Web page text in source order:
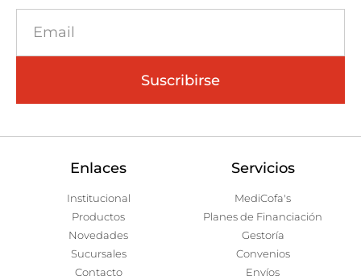
Suscribirse
Enlaces
Institucional
Productos
Novedades
Sucursales
Contacto
Servicios
MediCofa's
Planes de Financiación
Gestoría
Convenios
Envíos